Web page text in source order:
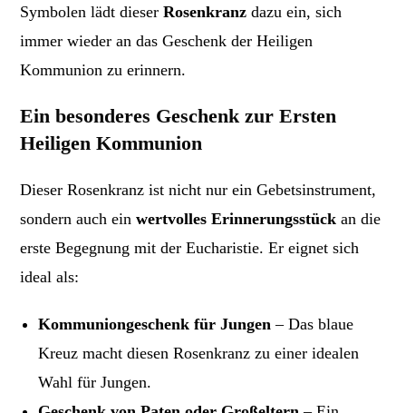
Symbolen lädt dieserRosenkranz dazu ein, sich
immer wieder an das Geschenk der Heiligen
Kommunion zu erinnern.
Ein besonderes Geschenk zur Ersten
Heiligen Kommunion
Dieser Rosenkranz ist nicht nur ein Gebetsinstrument,
sondern auch einwertvolles Erinnerungsstück an die
erste Begegnung mit der Eucharistie. Er eignet sich
ideal als:
Kommuniongeschenk für Jungen – Das blaue
Kreuz macht diesen Rosenkranz zu einer idealen
Wahl für Jungen.